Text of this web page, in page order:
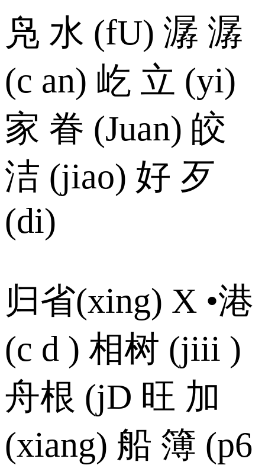
凫 水 (fU) 潺 潺
(c an) 屹 立 (yi)
家 眷 (Juan) 皎
洁 (jiao) 好 歹
(di)
归省(xing) X •港
(c d ) 相树 (jiii )
舟根 (jD 旺 加
(xiang) 船 簿 (p6